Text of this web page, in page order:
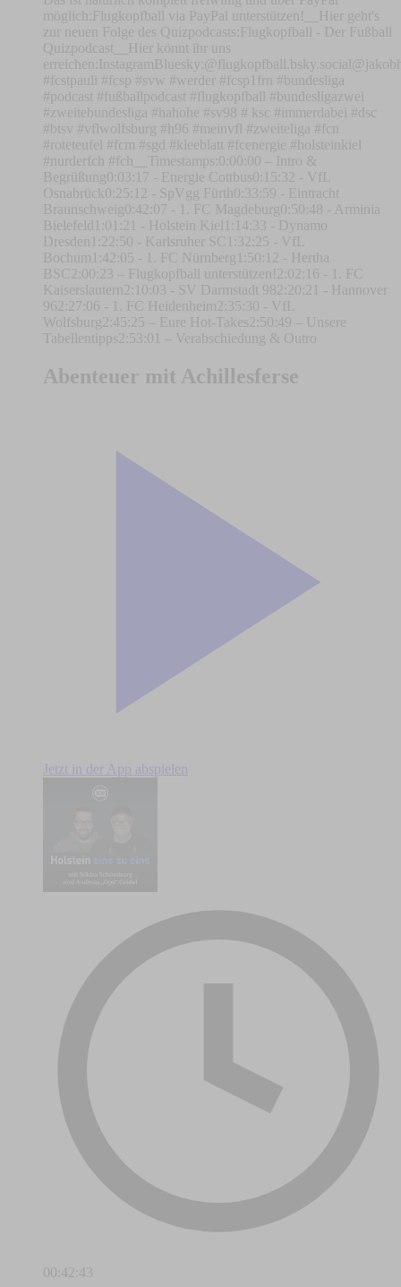
möglich:⁠⁠⁠⁠⁠⁠Flugkopfball via PayPal unterstützen!⁠⁠⁠⁠⁠⁠__Hier geht's
zur neuen Folge des Quizpodcasts:⁠⁠⁠⁠⁠⁠Flugkopfball - Der Fußball
Quizpodcast⁠⁠⁠⁠⁠⁠__Hier könnt ihr uns
#fcstpauli #fcsp #svw #werder #fcsp1frn #bundesliga
#podcast #fußballpodcast #flugkopfball #bundesligazwei
#zweitebundesliga #hahohe #sv98 # ksc #immerdabei #dsc
#btsv #vflwolfsburg #h96 #meinvfl #zweiteliga #fcn
#roteteufel #fcm #sgd #kleeblatt #fcenergie #holsteinkiel
#nurderfch #fch__Timestamps:0:00:00 – Intro &
Begrüßung0:03:17 - Energie Cottbus0:15:32 - VfL
Osnabrück0:25:12 - SpVgg Fürth0:33:59 - Eintracht
Braunschweig0:42:07 - 1. FC Magdeburg0:50:48 - Arminia
Bielefeld1:01:21 - Holstein Kiel1:14:33 - Dynamo
Dresden1:22:50 - Karlsruher SC1:32:25 - VfL
Bochum1:42:05 - 1. FC Nürnberg1:50:12 - Hertha
BSC2:00:23 – Flugkopfball unterstützen!2:02:16 - 1. FC
Kaiserslautern2:10:03 - SV Darmstadt 982:20:21 - Hannover
962:27:06 - 1. FC Heidenheim2:35:30 - VfL
Wolfsburg2:45:25 – Eure Hot-Takes2:50:49 – Unsere
Tabellentipps2:53:01 – Verabschiedung & Outro
Abenteuer mit Achillesferse
Jetzt in der App abspielen
00:42:43